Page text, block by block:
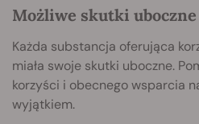
Możliwe skutki uboczne
Każda substancja oferująca
miała swoje skutki uboczne.
korzyści i obecnego wsparcia
wyjątkiem.